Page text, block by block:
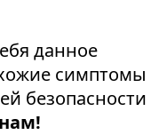
данное
симптомы
безопасности